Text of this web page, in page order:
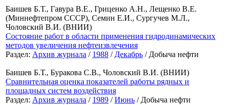
Баишев Б.Т., Гавура В.Е., Гриценко А.Н., Лещенко В.Е.
(Миннефтепром СССР), Семин Е.И., Сургучев М.Л.,
Чоловский В.И. (ВНИИ)
Состояние работ в области применения гидродинамических
методов увеличения нефтеизвлечения
Раздел: Архив журнала / 1988 / Декабрь / Добыча нефти
Баишев Б.Т., Буракова С.В., Чоловский В.И. (ВНИИ)
Сравнительная оценка показателей работы рядных и
площадных систем воздействия
Раздел: Архив журнала / 1989 /Июнь / Добыча нефти